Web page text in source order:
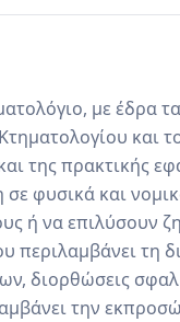
με έδρα
και
της πρακτικής
φυσικά και
ή να επιλύσουν
περιλαμβάνει τη
διορθώσεις
την